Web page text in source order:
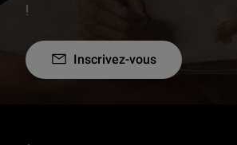
!
Inscrivez-vous